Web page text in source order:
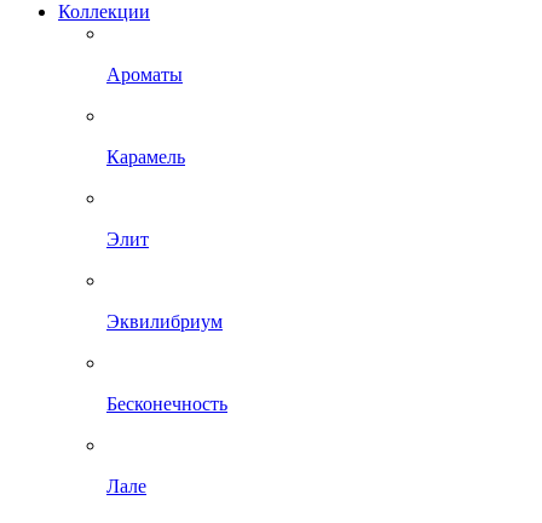
Коллекции
Ароматы
Карамель
Элит
Эквилибриум
Бесконечность
Лале